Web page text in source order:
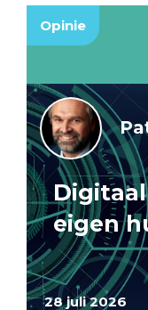
Opinie
28 juli 2026
eigen